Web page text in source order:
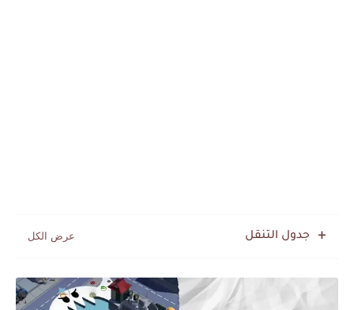
جدول التنقل